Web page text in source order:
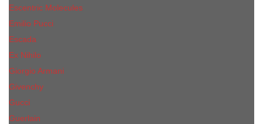
Escentric Molecules
Emilio Pucci
Escada
Ex Nihilo
Giorgio Armani
Givenchy
Gucci
Guerlain